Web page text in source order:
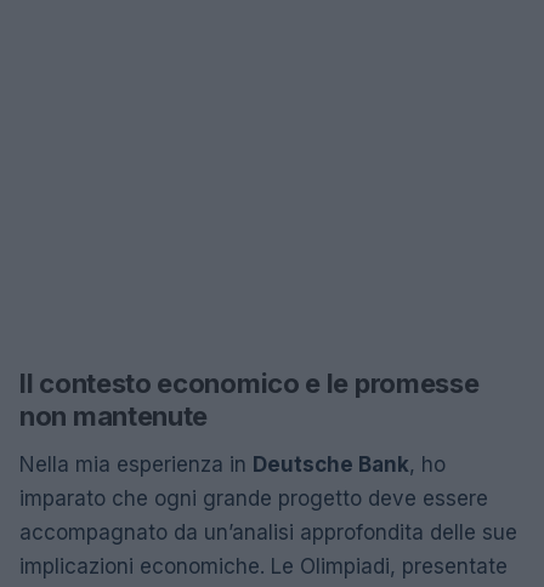
Il contesto economico e le promesse
non mantenute
Nella mia esperienza in Deutsche Bank, ho
imparato che ogni grande progetto deve essere
accompagnato da un’analisi approfondita delle sue
implicazioni economiche. Le Olimpiadi, presentate